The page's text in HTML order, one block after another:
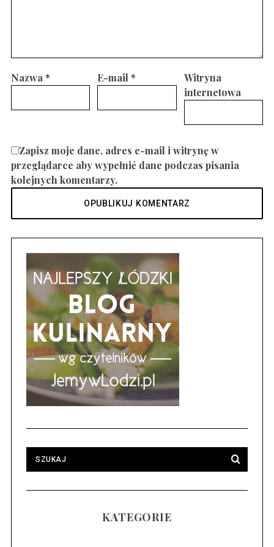
Nazwa * E-mail *
Witryna
internetowa
Zapisz moje dane, adres e-mail i witrynę w
przeglądarce aby wypełnić dane podczas pisania
kolejnych komentarzy.
KATEGORIE